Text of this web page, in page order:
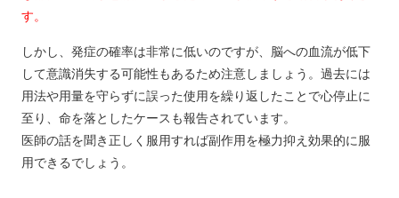
す。
しかし、発症の確率は非常に低いのですが、脳への血流が低下
して意識消失する可能性もあるため注意しましょう。過去には
用法や用量を守らずに誤った使用を繰り返したことで心停止に
至り、命を落としたケースも報告されています。
医師の話を聞き正しく服用すれば副作用を極力抑え効果的に服
用できるでしょう。